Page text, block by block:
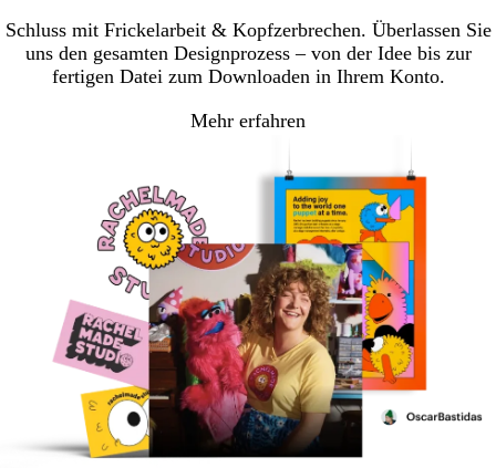
Schluss mit Frickelarbeit & Kopfzerbrechen. Überlassen Sie
uns den gesamten Designprozess – von der Idee bis zur
fertigen Datei zum Downloaden in Ihrem Konto.
Mehr erfahren